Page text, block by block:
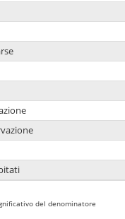
del denominatore